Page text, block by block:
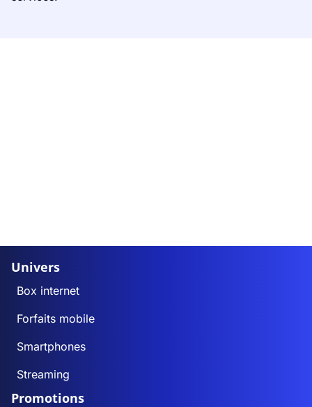
Univers
Box internet
Forfaits mobile
Smartphones
Streaming
Promotions